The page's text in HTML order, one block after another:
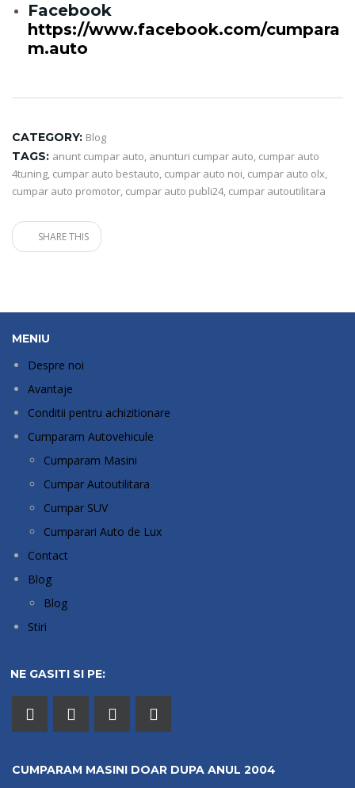
Facebook
https://www.facebook.com/cumpara
m.auto
CATEGORY: Blog
TAGS: anunt cumpar auto, anunturi cumpar auto, cumpar auto
4tuning, cumpar auto bestauto, cumpar auto noi, cumpar auto olx,
cumpar auto promotor, cumpar auto publi24, cumpar autoutilitara
SHARE THIS
MENIU
Despre noi
Avantaje
Conditii pentru achizitionare
Cumparam Autovehicule
Cumparam Masini
Cumpar Autoutilitara
Cumpar SUV
Cumparari Auto de Lux
Contact
Blog
Blog
Stiri
NE GASITI SI PE:
CUMPARAM MASINI DOAR DUPA ANUL 2004